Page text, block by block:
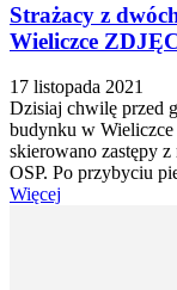
Strażacy z
Wieliczce
17 listopada 2021
Dzisiaj chwilę przed
budynku w Wieliczce
skierowano zastępy
OSP. Po przybyciu
Więcej